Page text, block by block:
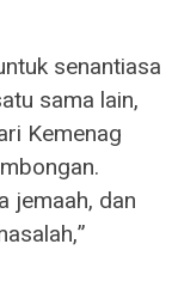
senantiasa
sama lain,
Kemenag
jemaah, dan